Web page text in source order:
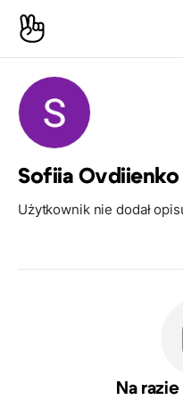
Sofiia Ovdiienko
Użytkownik nie dodał
Na